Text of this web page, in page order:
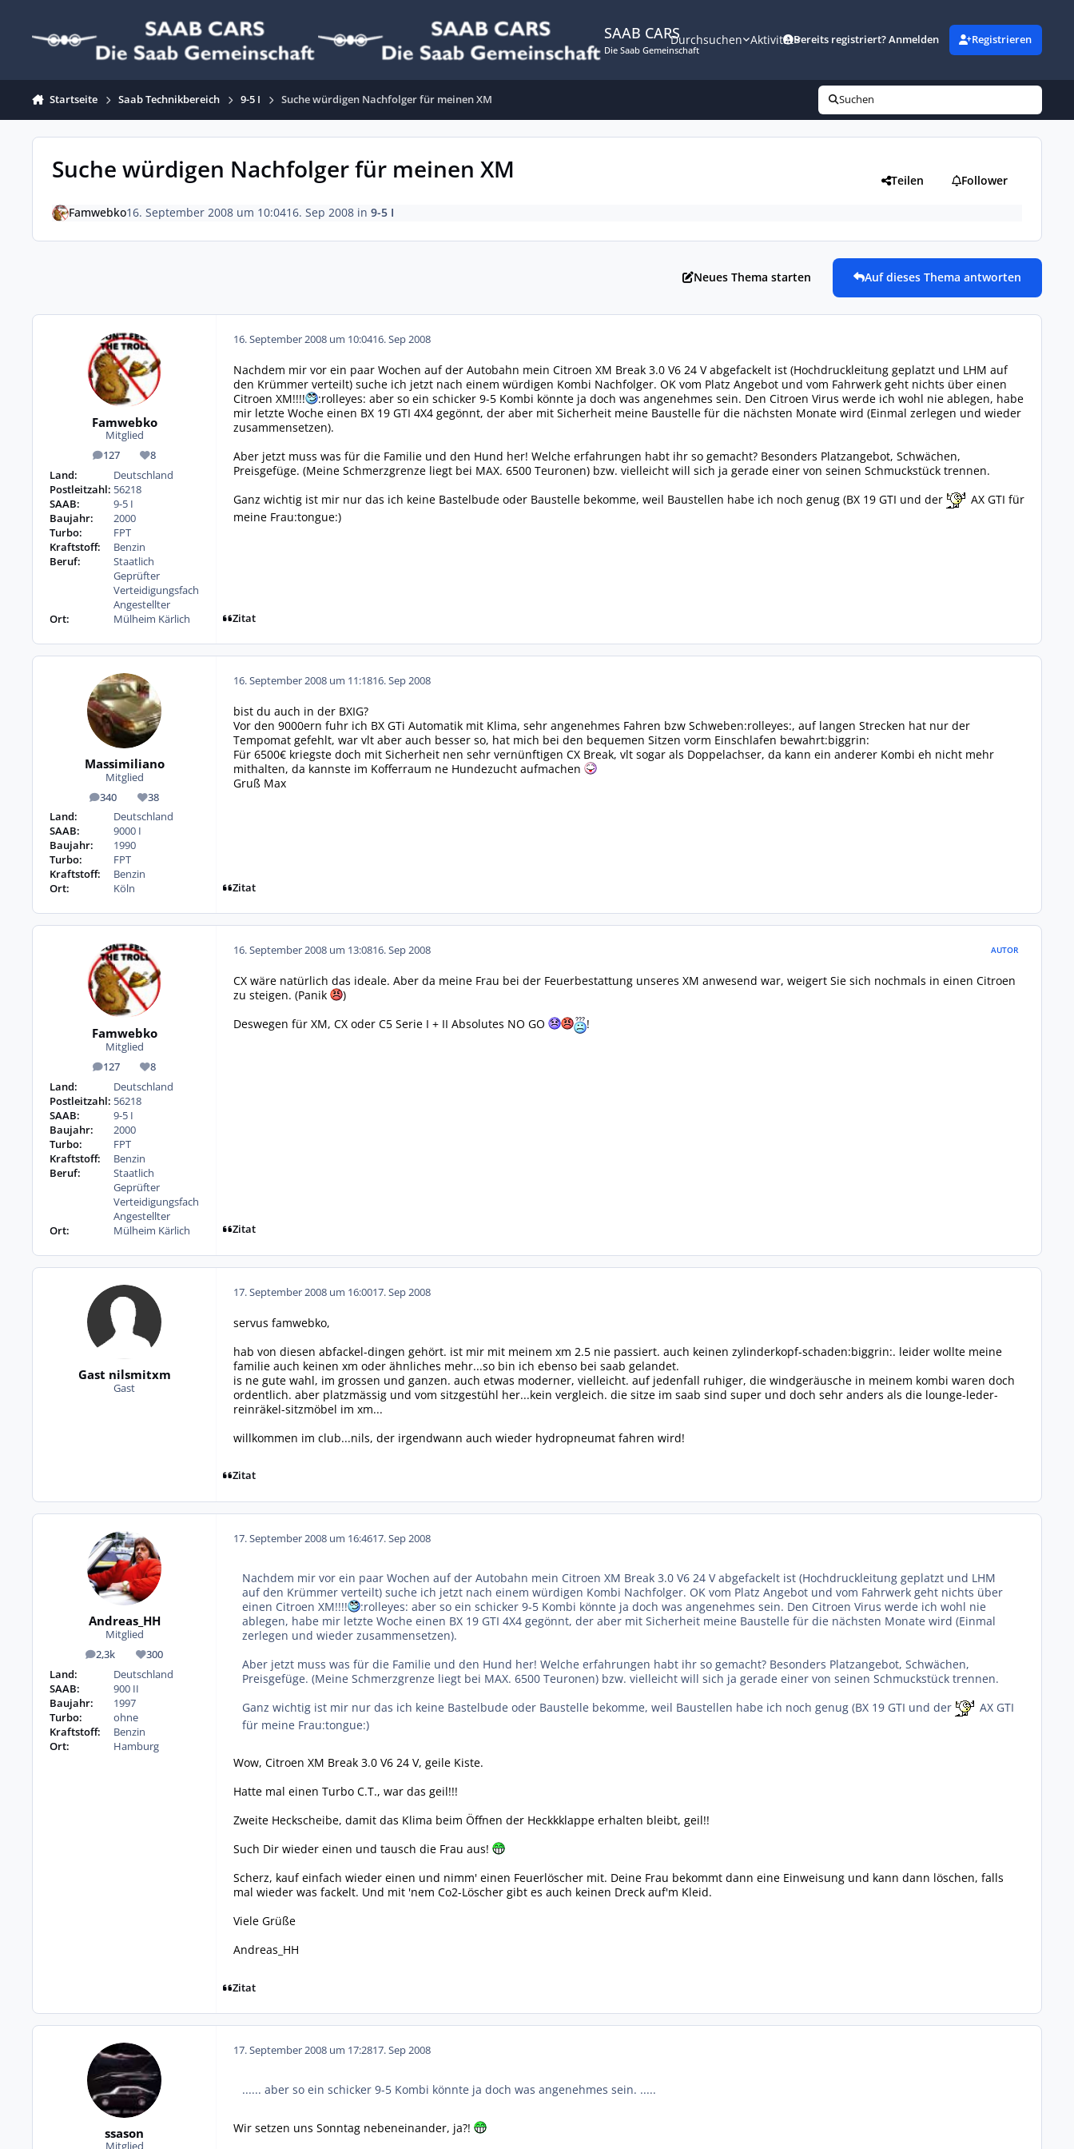
SAAB CARS
Die Saab Gemeinschaft
Durchsuchen AktivitätBereits registriert? Anmelden Registrieren
Startseite Saab Technikbereich 9-5 I Suche würdigen Nachfolger für meinen XM Suchen
Suche würdigen Nachfolger für meinen XM Teilen Follower
Famwebko16. September 2008 um 10:0416. Sep 2008in 9-5 I
Neues Thema starten Auf dieses Thema antworten
Famwebko
Mitglied
127
Beiträge 8
Reputation
Land:
Deutschland
Postleitzahl: 56218
SAAB:
9-5 I
Baujahr:
2000
Turbo:
FPT
Kraftstoff:
Benzin
Beruf:
Staatlich
Geprüfter
Verteidigungsfach
Angestellter
Ort:
Mülheim Kärlich
16. September 2008 um 10:0416. Sep 2008
Nachdem mir vor ein paar Wochen auf der Autobahn mein Citroen XM Break 3.0 V6 24 V abgefackelt ist (Hochdruckleitung geplatzt und LHM auf
den Krümmer verteilt) suche ich jetzt nach einem würdigen Kombi Nachfolger. OK vom Platz Angebot und vom Fahrwerk geht nichts über einen
Citroen XM!!!!
:rolleyes: aber so ein schicker 9-5 Kombi könnte ja doch was angenehmes sein. Den Citroen Virus werde ich wohl nie ablegen, habe
mir letzte Woche einen BX 19 GTI 4X4 gegönnt, der aber mit Sicherheit meine Baustelle für die nächsten Monate wird (Einmal zerlegen und wieder
zusammensetzen).
Aber jetzt muss was für die Familie und den Hund her! Welche erfahrungen habt ihr so gemacht? Besonders Platzangebot, Schwächen,
Preisgefüge. (Meine Schmerzgrenze liegt bei MAX. 6500 Teuronen) bzw. vielleicht will sich ja gerade einer von seinen Schmuckstück trennen.
Ganz wichtig ist mir nur das ich keine Bastelbude oder Baustelle bekomme, weil Baustellen habe ich noch genug (BX 19 GTI und der
AX GTI für
meine Frau:tongue:)
Zitat
Massimiliano
Mitglied
340
Beiträge 38
Reputation
Land:
Deutschland
SAAB:
9000 I
Baujahr:
1990
Turbo:
FPT
Kraftstoff:
Benzin
Ort:
Köln
16. September 2008 um 11:1816. Sep 2008
bist du auch in der BXIG?
Vor den 9000ern fuhr ich BX GTi Automatik mit Klima, sehr angenehmes Fahren bzw Schweben:rolleyes:, auf langen Strecken hat nur der
Tempomat gefehlt, war vlt aber auch besser so, hat mich bei den bequemen Sitzen vorm Einschlafen bewahrt:biggrin:
Für 6500€ kriegste doch mit Sicherheit nen sehr vernünftigen CX Break, vlt sogar als Doppelachser, da kann ein anderer Kombi eh nicht mehr
mithalten, da kannste im Kofferraum ne Hundezucht aufmachen
Gruß Max
Zitat
Famwebko
Mitglied
127
Beiträge 8
Reputation
Land:
Deutschland
Postleitzahl: 56218
SAAB:
9-5 I
Baujahr:
2000
Turbo:
FPT
Kraftstoff:
Benzin
Beruf:
Staatlich
Geprüfter
Verteidigungsfach
Angestellter
Ort:
Mülheim Kärlich
16. September 2008 um 13:0816. Sep 2008 AUTOR
CX wäre natürlich das ideale. Aber da meine Frau bei der Feuerbestattung unseres XM anwesend war, weigert Sie sich nochmals in einen Citroen
zu steigen. (Panik
)
Deswegen für XM, CX oder C5 Serie I + II Absolutes NO GO
!
Zitat
Gast nilsmitxm
Gast
17. September 2008 um 16:0017. Sep 2008
servus famwebko,
hab von diesen abfackel-dingen gehört. ist mir mit meinem xm 2.5 nie passiert. auch keinen zylinderkopf-schaden:biggrin:. leider wollte meine
familie auch keinen xm oder ähnliches mehr...so bin ich ebenso bei saab gelandet.
is ne gute wahl, im grossen und ganzen. auch etwas moderner, vielleicht. auf jedenfall ruhiger, die windgeräusche in meinem kombi waren doch
ordentlich. aber platzmässig und vom sitzgestühl her...kein vergleich. die sitze im saab sind super und doch sehr anders als die lounge-leder-
reinräkel-sitzmöbel im xm...
willkommen im club...nils, der irgendwann auch wieder hydropneumat fahren wird!
Zitat
Andreas_HH
Mitglied
2,3k
Beiträge 300
Reputation
Land:
Deutschland
SAAB:
900 II
Baujahr:
1997
Turbo:
ohne
Kraftstoff:
Benzin
Ort:
Hamburg
17. September 2008 um 16:4617. Sep 2008
Nachdem mir vor ein paar Wochen auf der Autobahn mein Citroen XM Break 3.0 V6 24 V abgefackelt ist (Hochdruckleitung geplatzt und LHM
auf den Krümmer verteilt) suche ich jetzt nach einem würdigen Kombi Nachfolger. OK vom Platz Angebot und vom Fahrwerk geht nichts über
einen Citroen XM!!!!
:rolleyes: aber so ein schicker 9-5 Kombi könnte ja doch was angenehmes sein. Den Citroen Virus werde ich wohl nie
ablegen, habe mir letzte Woche einen BX 19 GTI 4X4 gegönnt, der aber mit Sicherheit meine Baustelle für die nächsten Monate wird (Einmal
zerlegen und wieder zusammensetzen).
Aber jetzt muss was für die Familie und den Hund her! Welche erfahrungen habt ihr so gemacht? Besonders Platzangebot, Schwächen,
Preisgefüge. (Meine Schmerzgrenze liegt bei MAX. 6500 Teuronen) bzw. vielleicht will sich ja gerade einer von seinen Schmuckstück trennen.
Ganz wichtig ist mir nur das ich keine Bastelbude oder Baustelle bekomme, weil Baustellen habe ich noch genug (BX 19 GTI und der
AX GTI
für meine Frau:tongue:)
Wow, Citroen XM Break 3.0 V6 24 V, geile Kiste.
Hatte mal einen Turbo C.T., war das geil!!!
Zweite Heckscheibe, damit das Klima beim Öffnen der Heckkklappe erhalten bleibt, geil!!
Such Dir wieder einen und tausch die Frau aus!
Scherz, kauf einfach wieder einen und nimm' einen Feuerlöscher mit. Deine Frau bekommt dann eine Einweisung und kann dann löschen, falls
mal wieder was fackelt. Und mit 'nem Co2-Löscher gibt es auch keinen Dreck auf'm Kleid.
Viele Grüße
Andreas_HH
Zitat
ssason
17. September 2008 um 17:2817. Sep 2008
...... aber so ein schicker 9-5 Kombi könnte ja doch was angenehmes sein. .....
Wir setzen uns Sonntag nebeneinander, ja?!